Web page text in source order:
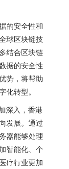
的安全性和
球区块链技
结合区块链
据的安全性
势，将帮助
转型。
深入，香港
发展。通过
器能够处理
智能化、个
疗行业更加